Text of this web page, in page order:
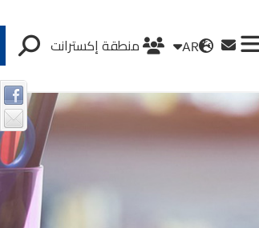
AR منطقة إكسترانت